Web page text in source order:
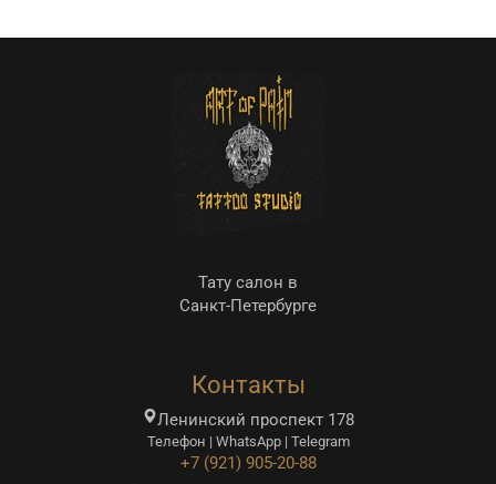
Тату салон в
Санкт-Петербурге
Контакты
Ленинский проспект 178
Телефон | WhatsApp | Telegram
+7 (921) 905-20-88